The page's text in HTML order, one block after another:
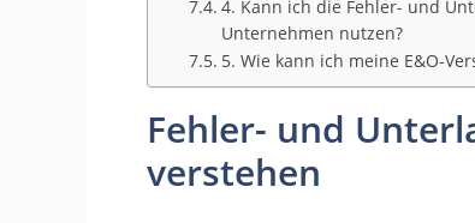
4. Kann ich die Fehler- und
Unternehmen nutzen?
5. Wie kann ich meine E&O-
Fehler- und
verstehen